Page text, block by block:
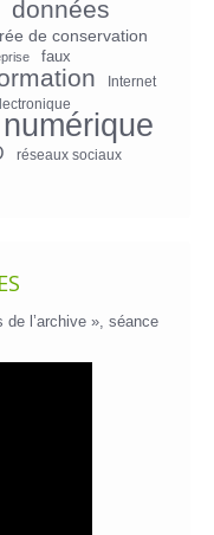
données
de conservation
faux
Internet
numérique
réseaux sociaux
l’archive », séance